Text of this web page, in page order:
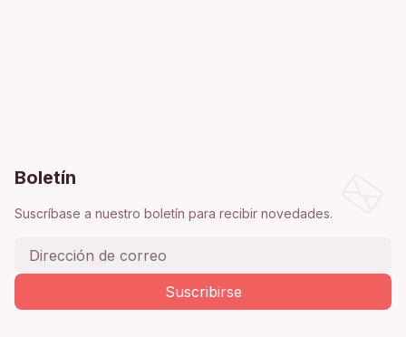
Boletín
Suscríbase a nuestro boletín para recibir novedades.